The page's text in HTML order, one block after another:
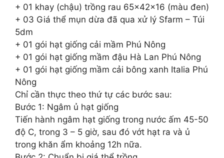
+ 01 khay (chậu) trồng rau 65x42x16 (màu đen)
+ 03 Giá thể mụn dừa đã qua xử lý Sfarm – Túi
5dm
+ 01 gói hạt giống cải mầm Phú Nông
+ 01 gói hạt giống mầm đậu Hà Lan Phú Nông
+ 01 gói hạt giống mầm cải bông xanh Italia Phú
Nông
Chỉ cần thực theo thứ tự các bước sau:
Bước 1: Ngâm ủ hạt giống
Tiến hành ngâm hạt giống trong nước ấm 45-50
độ C, trong 3 – 5 giờ, sau đó vớt hạt ra và ủ
trong khăn ẩm khoảng 12h nữa.